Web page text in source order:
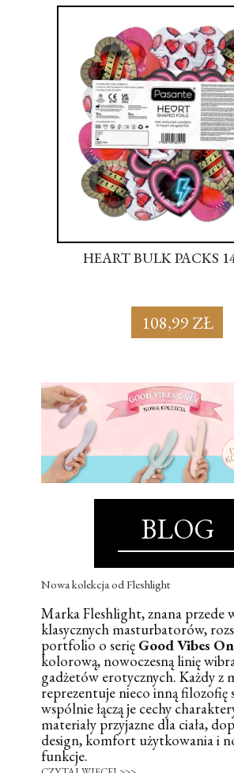
HEART BULK PACKS
108,99 ZŁ
BLOG
Nowa kolekcja od Fleshlight
Marka Fleshlight, znana przede
klasycznych masturbatorów,
portfolio o serię Good Vibes
kolorową, nowoczesną linię
gadżetów erotycznych. Każdy z
reprezentuje nieco inną filozofię
wspólnie łączą je cechy
materiały przyjazne dla ciała,
design, komfort użytkowania i
funkcje.